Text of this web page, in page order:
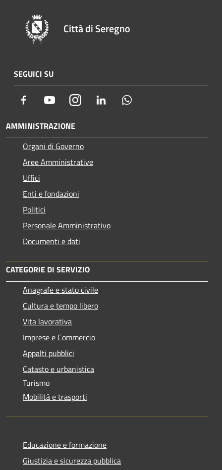
Città di Seregno
SEGUICI SU
Facebook YoutubeInstagram LinkedIn
AMMINISTRAZIONE
Organi di Governo
Aree Amministrative
Uffici
Enti e fondazioni
Politici
Personale Amministrativo
Documenti e dati
CATEGORIE DI SERVIZIO
Anagrafe e stato civile
Cultura e tempo libero
Vita lavorativa
Imprese e Commercio
Appalti pubblici
Catasto e urbanistica
Turismo
Mobilità e trasporti
Educazione e formazione
Giustizia e sicurezza pubblica